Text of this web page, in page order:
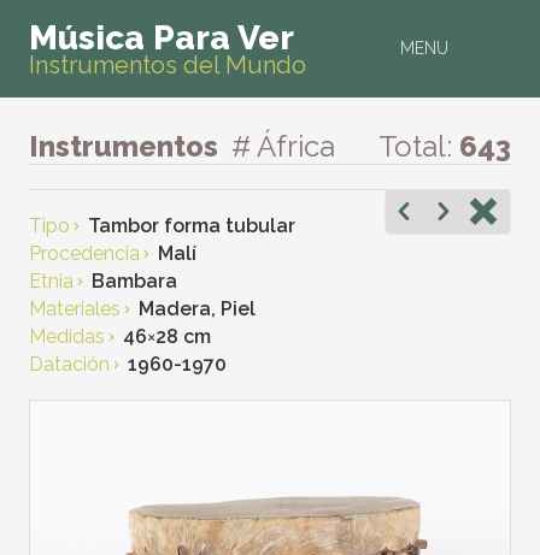
MENU
Música Para Ver
Instrumentos del Mundo
Instrumentos # África Total: 643
Tipo
Tambor forma tubular
Procedencia
Malí
Etnia
Bambara
Materiales
Madera, Piel
Medidas
46×28 cm
Datación
1960-1970